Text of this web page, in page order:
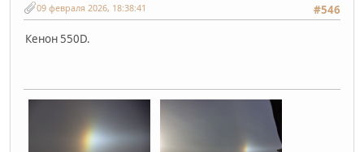
#546
09 февраля 2026, 18:38:41
Кенон 550D.